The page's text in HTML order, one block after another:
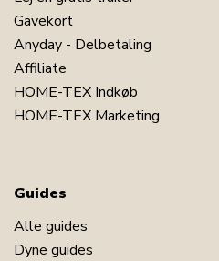
Gavekort
Anyday - Delbetaling
Affiliate
HOME-TEX Indkøb
HOME-TEX Marketing
Guides
Alle guides
Dyne guides